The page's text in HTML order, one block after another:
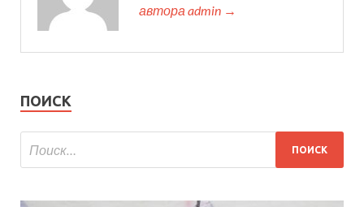
автора admin →
ПОИСК